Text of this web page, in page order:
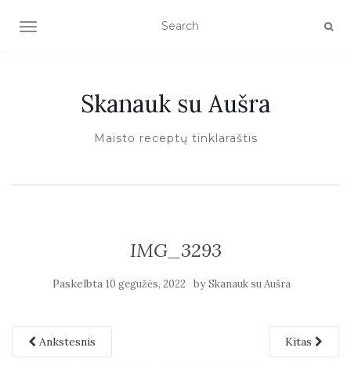
TOGGLE NAVIGATION
Skanauk su Aušra
Maisto receptų tinklaraštis
IMG_3293
Paskelbta 10 gegužės, 2022 bySkanauk su Aušra
Ankstesnis Kitas